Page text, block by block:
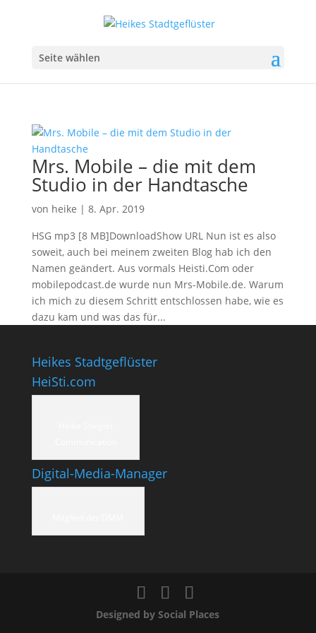
Seite wählen
Mrs. Mobile – die mit dem
Studio in der Handtasche
von heike | 8. Apr. 2019
HSG mp3 [8 MB]DownloadShow URL Nun ist es also
soweit, auch bei meinem zweiten Blog hab ich den
Namen geändert. Aus vormals Heisti.Com oder
mobilepodcast.de wurde nun Mrs-Mobile.de. Warum
ich mich zu diesem Schritt entschlossen habe, wie es
dazu kam und was das für...
Heikes Stadtgeflüster
HeiSti.com
Digital-Media-Manager
Designed by Social Places